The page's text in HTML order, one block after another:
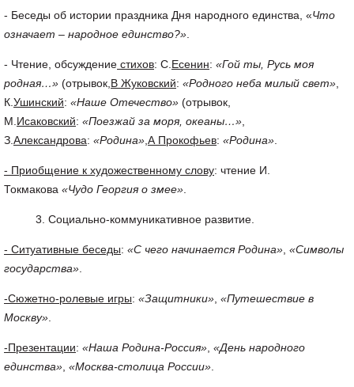
- Беседы об истории праздника Дня народного единства, «Что
означает – народное единство?»
- Чтение, обсуждение стихов: С. Есенин: «Гой ты, Русь моя
родная…» (отрывок, В Жуковский: «Родного неба милый свет»
К. Ушинский: «Наше Отечество» (отрывок,
М. Исаковский: «Поезжай за моря, океаны…»
З. Александрова: «Родина» А Прокофьев: «Родина»
- Приобщение к художественному слову: чтение И.
Токмакова «Чудо Георгия о змее»
Социально-коммуникативное развитие.
- Ситуативные беседы: «С чего начинается Родина» «Символы
государства»
-Сюжетно-ролевые игры: «Защитники» «Путешествие в
Москву»
-Презентации: «Наша Родина-Россия» «День народного
единства» «Москва-столица России»